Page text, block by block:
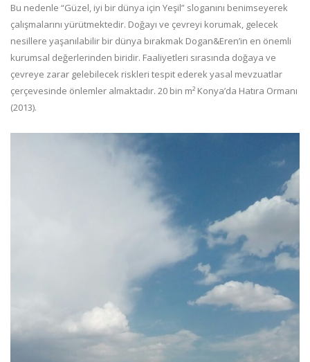
Bu nedenle “Güzel, iyi bir dünya için Yeşil” sloganını benimseyerek
çalışmalarını yürütmektedir. Doğayı ve çevreyi korumak, gelecek
nesillere yaşanılabilir bir dünya bırakmak Dogan&Eren’in en önemli
kurumsal değerlerinden biridir. Faaliyetleri sırasında doğaya ve
çevreye zarar gelebilecek riskleri tespit ederek yasal mevzuatlar
çerçevesinde önlemler almaktadır. 20 bin m² Konya’da Hatıra Ormanı
(2013).